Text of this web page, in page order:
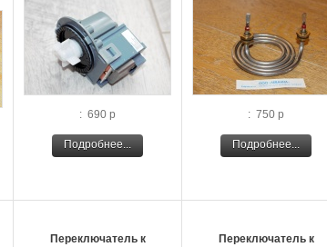
: 690 р
Подробнее...
: 750 р
Подробнее...
Переключатель к
Переключатель к